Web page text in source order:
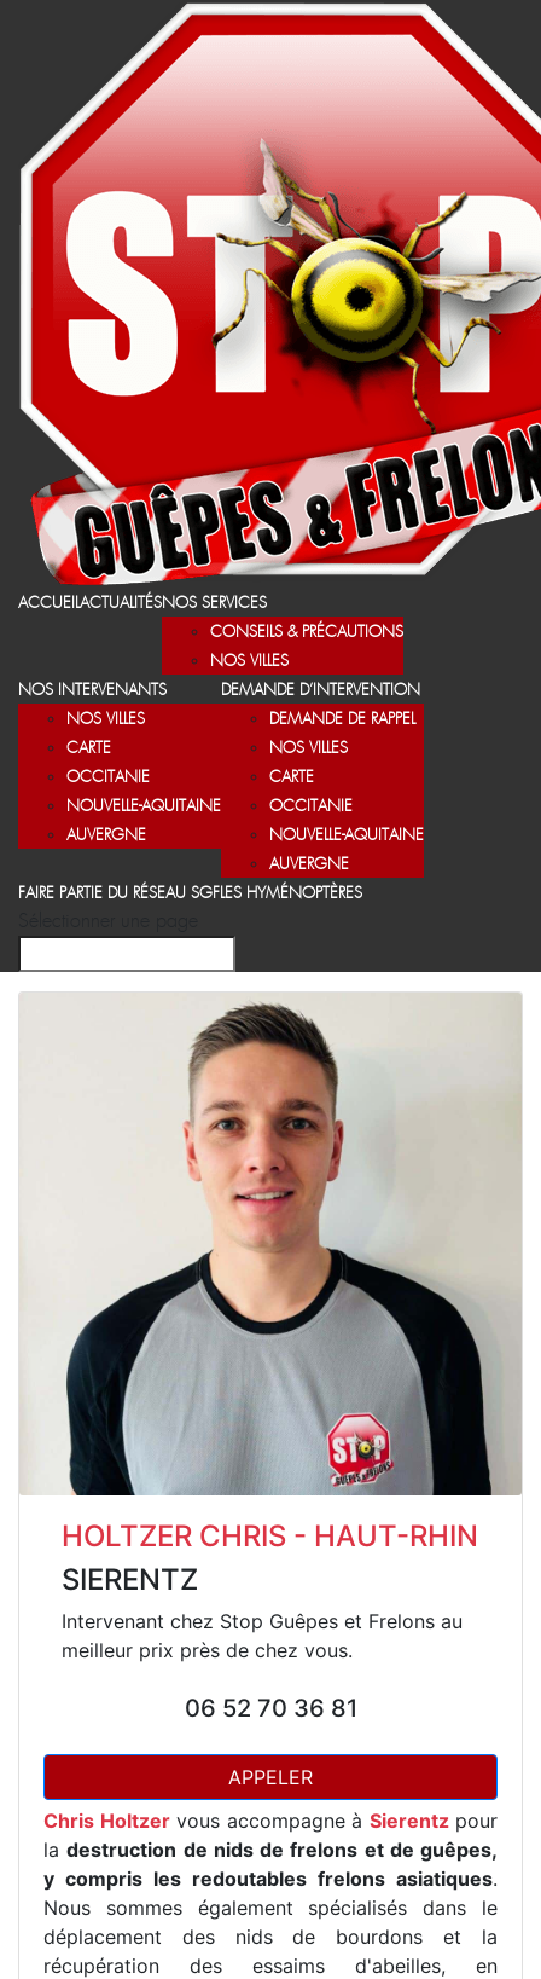
ACCUEILACTUALITÉSNOS SERVICES
CONSEILS & PRÉCAUTIONS
NOS VILLES
NOS INTERVENANTS
NOS VILLES
CARTE
OCCITANIE
NOUVELLE-AQUITAINE
AUVERGNE
DEMANDE D’INTERVENTION
DEMANDE DE RAPPEL
NOS VILLES
CARTE
OCCITANIE
NOUVELLE-AQUITAINE
AUVERGNE
FAIRE PARTIE DU RÉSEAU SGFLES HYMÉNOPTÈRES
HOLTZER CHRIS - HAUT-RHIN
SIERENTZ
Intervenant chez Stop Guêpes et Frelons au
meilleur prix près de chez vous.
06 52 70 36 81
APPELER
Chris Holtzervous accompagne à Sierentzpour
ladestruction de nids de frelons et de guêpes,
y compris les redoutables frelons asiatiques.
Nous sommes également spécialisés dans le
déplacement des nids de bourdons et la
récupération des essaims d'abeilles, en